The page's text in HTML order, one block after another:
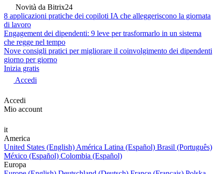
Novità da Bitrix24
8 applicazioni pratiche dei copiloti IA che alleggeriscono la giornata
di lavoro
Engagement dei dipendenti: 9 leve per trasformarlo in un sistema
che regge nel tempo
Nove consigli pratici per migliorare il coinvolgimento dei dipendenti
giorno per giorno
Inizia gratis
Accedi
Accedi
Mio account
it
America
United States (English) América Latina (Español) Brasil (Português)
México (Español) Colombia (Español)
Europa